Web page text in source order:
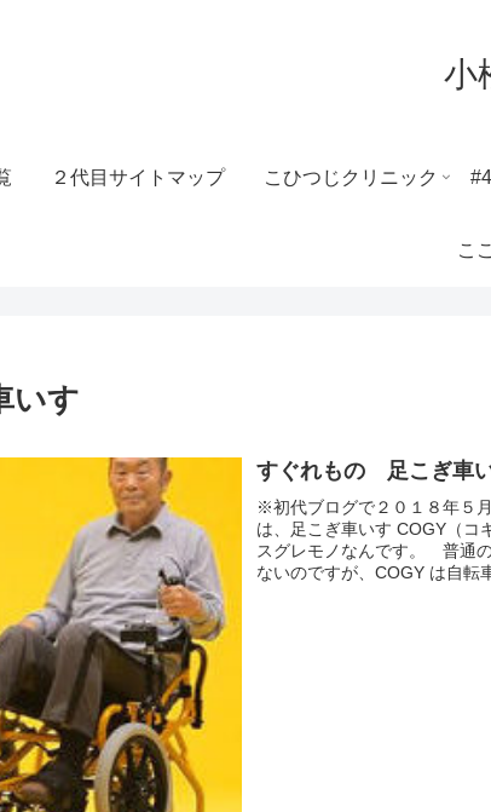
小
２代目サイトマップ こひつじクリニック
いす
すぐれもの 足こぎ車
※初代ブログで２０１８年５
は、足こぎ車いす COGY（
スグレモノなんです。 普通
ないのですが、COGY は自転